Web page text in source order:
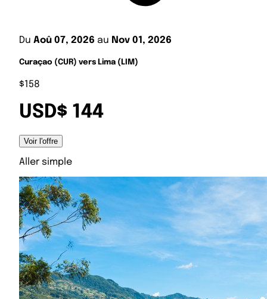
Du Aoû 07, 2026 au Nov 01, 2026
Curaçao (CUR) vers Lima (LIM)
$158
USD$ 144
Voir l'offre
Aller simple